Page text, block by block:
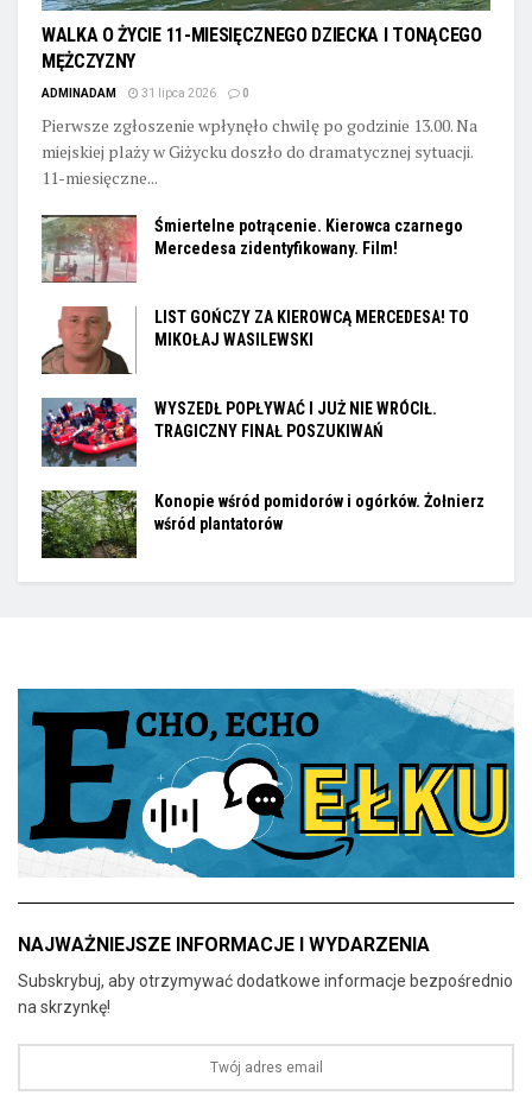
WALKA O ŻYCIE 11-MIESIĘCZNEGO DZIECKA I TONĄCEGO
MĘŻCZYZNY
ADMINADAM 31 lipca 2026 0
Pierwsze zgłoszenie wpłynęło chwilę po godzinie 13.00. Na
miejskiej plaży w Giżycku doszło do dramatycznej sytuacji.
11-miesięczne...
Śmiertelne potrącenie. Kierowca czarnego
Mercedesa zidentyfikowany. Film!
LIST GOŃCZY ZA KIEROWCĄ MERCEDESA! TO
MIKOŁAJ WASILEWSKI
WYSZEDŁ POPŁYWAĆ I JUŻ NIE WRÓCIŁ.
TRAGICZNY FINAŁ POSZUKIWAŃ
Konopie wśród pomidorów i ogórków. Żołnierz
wśród plantatorów
NAJWAŻNIEJSZE INFORMACJE I WYDARZENIA
Subskrybuj, aby otrzymywać dodatkowe informacje bezpośrednio
na skrzynkę!